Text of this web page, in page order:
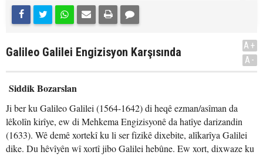
Galileo Galilei Engizisyon Karşısında
A+
A-
Siddik Bozarslan
Ji ber ku Galileo Galilei (1564-1642) di heqê ezman/asîman da
lêkolîn kirîye, ew di Mehkema Engizisyonê da hatîye darizandin
(1633). Wê demê xortekî ku li ser fizikê dixebite, alîkarîya Galilei
dike. Du hêvîyên wî xortî jibo Galilei hebûne. Ew xort, dixwaze ku